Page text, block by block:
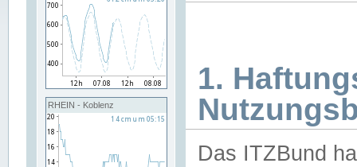
RHEIN - Koblenz
1.
Das ITZBund